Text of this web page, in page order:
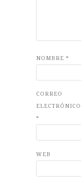
NOMBRE *
CORREO
ELECTRÓNICO
*
WEB